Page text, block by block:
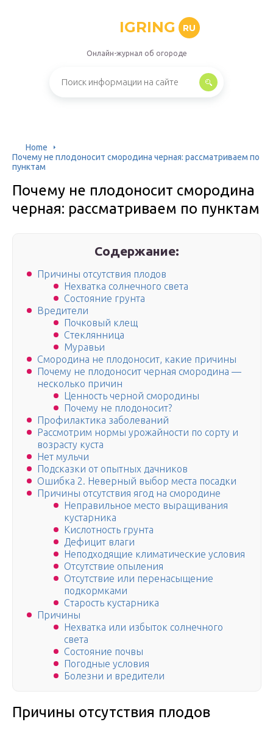
IGRING RU
Онлайн-журнал об огороде
Home
Почему не плодоносит смородина черная: рассматриваем по
пунктам
Почему не плодоносит смородина
черная: рассматриваем по пунктам
Содержание:
Причины отсутствия плодов
Нехватка солнечного света
Состояние грунта
Вредители
Почковый клещ
Стеклянница
Муравьи
Смородина не плодоносит, какие причины
Почему не плодоносит черная смородина —
несколько причин
Ценность черной смородины
Почему не плодоносит?
Профилактика заболеваний
Рассмотрим нормы урожайности по сорту и
возрасту куста
Нет мульчи
Подсказки от опытных дачников
Ошибка 2. Неверный выбор места посадки
Причины отсутствия ягод на смородине
Неправильное место выращивания
кустарника
Кислотность грунта
Дефицит влаги
Неподходящие климатические условия
Отсутствие опыления
Отсутствие или перенасыщение
подкормками
Старость кустарника
Причины
Нехватка или избыток солнечного
света
Состояние почвы
Погодные условия
Болезни и вредители
Причины отсутствия плодов